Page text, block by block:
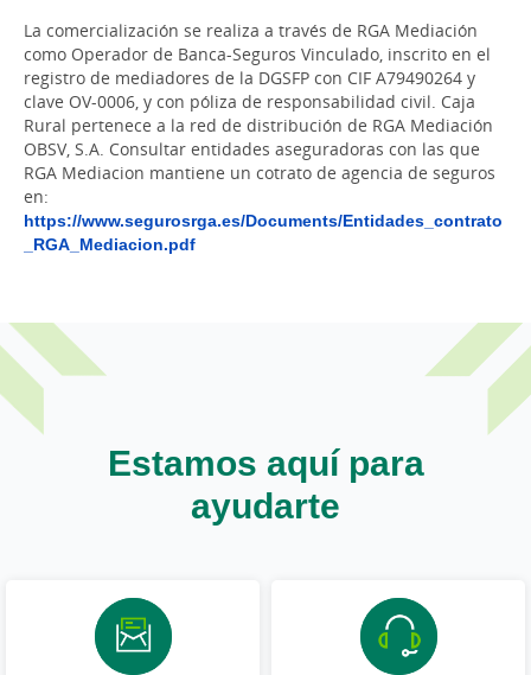
La comercialización se realiza a través de RGA Mediación
como Operador de Banca-Seguros Vinculado, inscrito en el
registro de mediadores de la DGSFP con CIF A79490264 y
clave OV-0006, y con póliza de responsabilidad civil. Caja
Rural pertenece a la red de distribución de RGA Mediación
OBSV, S.A. Consultar entidades aseguradoras con las que
RGA Mediacion mantiene un cotrato de agencia de seguros
en:
https://www.segurosrga.es/Documents/Entidades_contrato
_RGA_Mediacion.pdf
Estamos aquí para
ayudarte